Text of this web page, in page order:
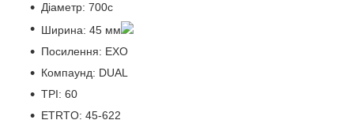
Діаметр: 700c
Ширина: 45 мм
Посилення: EXO
Компаунд: DUAL
TPI: 60
ETRTO: 45-622